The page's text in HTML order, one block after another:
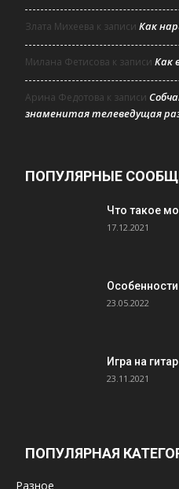
Злата Михеева к записи Как
Милана Фетисова к записи Как
Арина Федотова к записи
знаменитая телеведущая
ПОПУЛЯРНЫЕ
Что такое
17.12.2021
23.05.2022
Игра на
23.11.2021
ПОПУЛЯРНАЯ
Разное